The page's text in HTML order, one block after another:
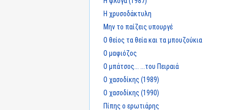
Η χρυσοδάκτυλη
Μην το παίζεις υπουργέ
Ο θείος τα θεία και τα μπουζούκια
Ο μαφιόζος
Ο μπάτσος... ...του Πειραιά
Ο χασοδίκης (1989)
Ο χασοδίκης (1990)
Πίπης ο ερωτιάρης